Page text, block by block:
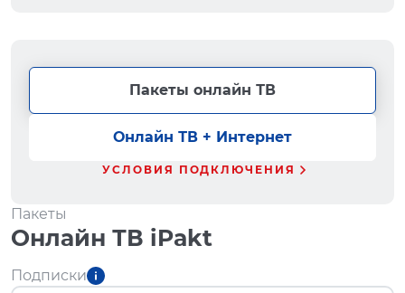
Пакеты онлайн ТВ
Онлайн ТВ + Интернет
УСЛОВИЯ ПОДКЛЮЧЕНИЯ
Пакеты
Онлайн ТВ iPakt
Подписки